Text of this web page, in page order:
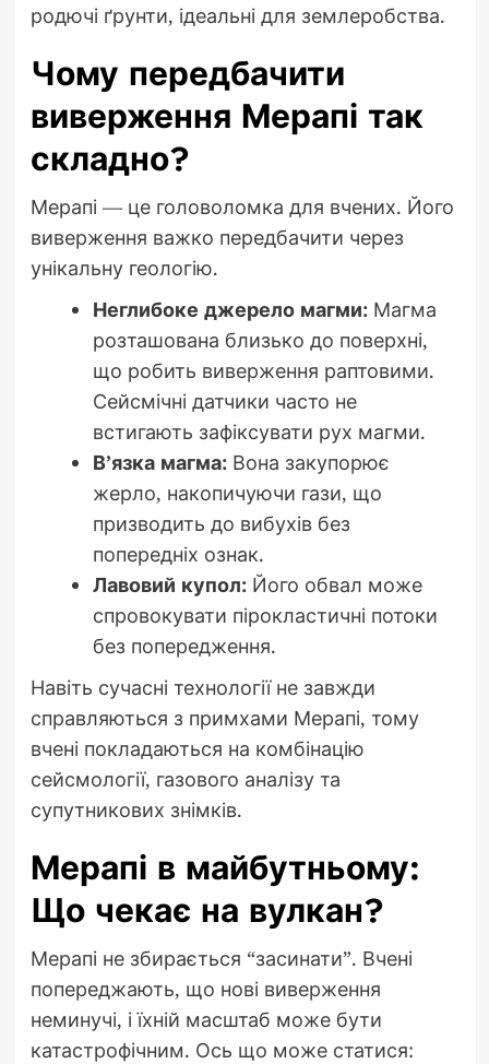
родючі ґрунти, ідеальні для землеробства.
Чому передбачити
виверження Мерапі так
складно?
Мерапі — це головоломка для вчених. Його
виверження важко передбачити через
унікальну геологію.
Неглибоке джерело магми:Магма
розташована близько до поверхні,
що робить виверження раптовими.
Сейсмічні датчики часто не
встигають зафіксувати рух магми.
В’язка магма:Вона закупорює
жерло, накопичуючи гази, що
призводить до вибухів без
попередніх ознак.
Лавовий купол:Його обвал може
спровокувати пірокластичні потоки
без попередження.
Навіть сучасні технології не завжди
справляються з примхами Мерапі, тому
вчені покладаються на комбінацію
сейсмології, газового аналізу та
супутникових знімків.
Мерапі в майбутньому:
Що чекає на вулкан?
Мерапі не збирається “засинати”. Вчені
попереджають, що нові виверження
неминучі, і їхній масштаб може бути
катастрофічним. Ось що може статися: